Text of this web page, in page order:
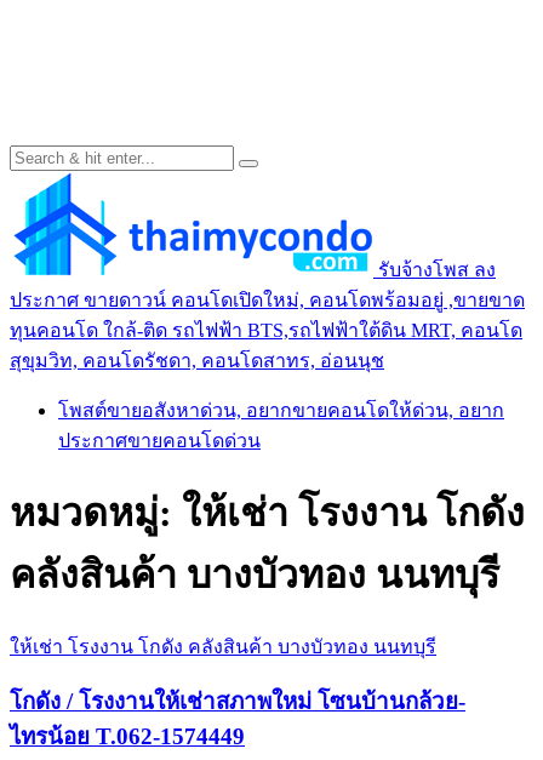
รับจ้างโพส ลง
ประกาศ ขายดาวน์ คอนโดเปิดใหม่, คอนโดพร้อมอยู่ ,ขายขาด
ทุนคอนโด ใกล้-ติด รถไฟฟ้า BTS,รถไฟฟ้าใต้ดิน MRT, คอนโด
สุขุมวิท, คอนโดรัชดา, คอนโดสาทร, อ่อนนุช
โพสต์ขายอสังหาด่วน, อยากขายคอนโดให้ด่วน, อยาก
ประกาศขายคอนโดด่วน
หมวดหมู่: ให้เช่า โรงงาน โกดัง
คลังสินค้า บางบัวทอง นนทบุรี
ให้เช่า โรงงาน โกดัง คลังสินค้า บางบัวทอง นนทบุรี
โกดัง / โรงงานให้เช่าสภาพใหม่ โซนบ้านกล้วย-
ไทรน้อย T.062-1574449